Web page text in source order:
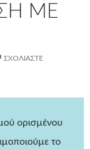
ΜΕ
ΣΧΟΛΙΆΣΤΕ
ορισμένου
το